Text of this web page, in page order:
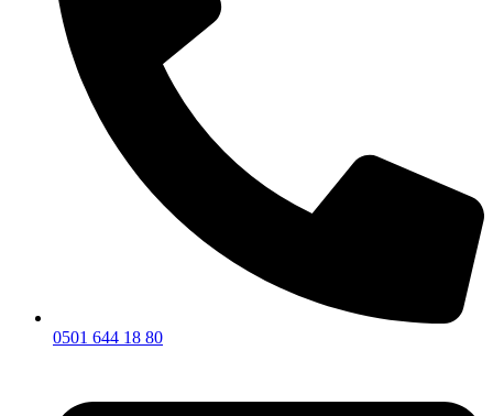
0501 644 18 80